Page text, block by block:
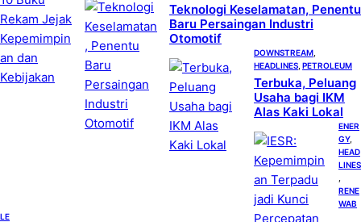
Teknologi Keselamatan, Penentu
Baru Persaingan Industri
Otomotif
DOWNSTREAM
HEADLINES PETROLEUM
Terbuka, Peluang
Usaha bagi IKM
Alas Kaki Lokal
ENER
GY
HEAD
LINES
RENE
WAB
LE